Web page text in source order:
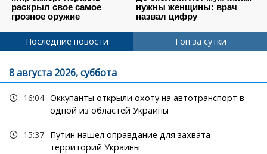
Последние новости Топ за сутки
8 августа 2026, суббота
16:04 Оккупанты открыли охоту на автотранспорт в
одной из областей Украины
15:37 Путин нашел оправдание для захвата
территорий Украины